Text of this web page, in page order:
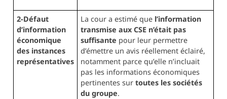
2-Défaut
d’information
économique
des instances
représentatives
La cour a estimé que l’information
transmise aux CSE n’était pas
suffisante pour leur permettre
d’émettre un avis réellement éclairé,
notamment parce qu’elle n’incluait
pas les informations économiques
pertinentes sur toutes les sociétés
du groupe.